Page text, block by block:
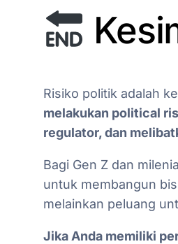
Risiko politik adalah
melakukan political
regulator, dan
Bagi Gen Z dan
untuk membangun
melainkan peluang
Jika Anda memiliki